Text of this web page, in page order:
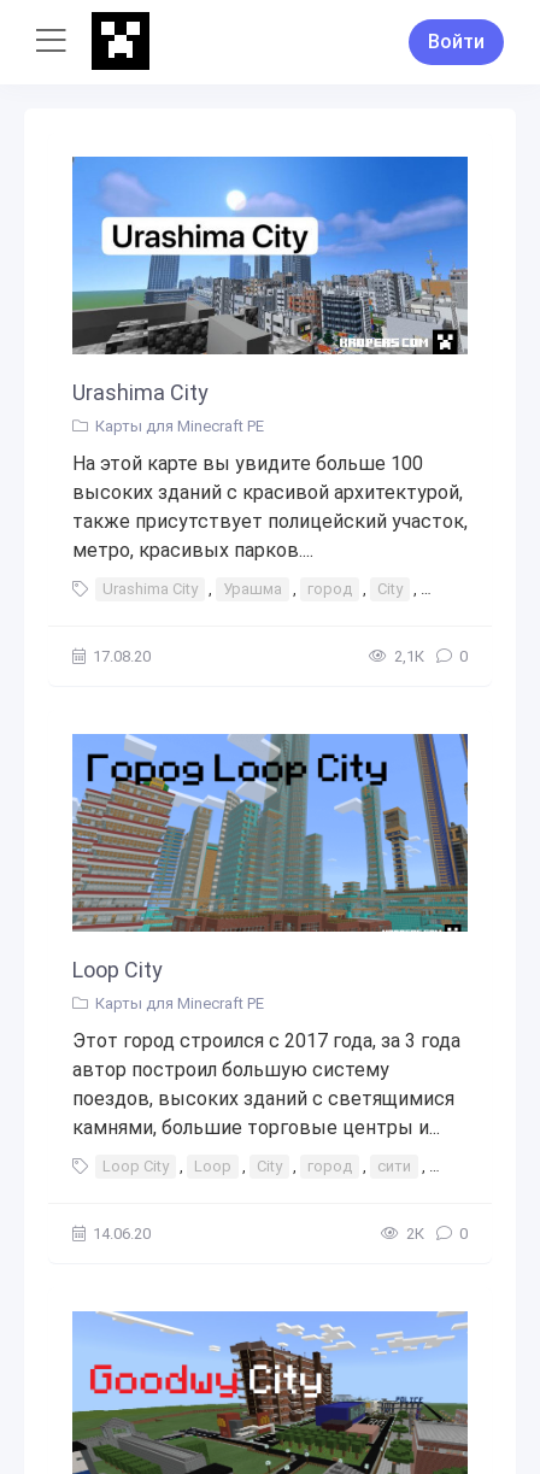
Войти
Urashima City
Карты для Minecraft PE
На этой карте вы увидите больше 100
высоких зданий с красивой архитектурой,
также присутствует полицейский участок,
метро, красивых парков....
Urashima City , Урашма , город , City , Сии
17.08.20 2,1К 0
Loop City
Карты для Minecraft PE
Этот город строился с 2017 года, за 3 года
автор построил большую систему
поездов, высоких зданий с светящимися
камнями, большие торговые центры и...
Loop City , Loop , City , город , сити , города
14.06.20 2К 0